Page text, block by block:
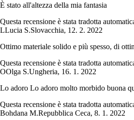
È stato all'altezza della mia fantasia
Questa recensione è stata tradotta
LLucia S.Slovacchia, 12. 2. 2022
Ottimo materiale solido e più spesso, di
Questa recensione è stata tradotta
OOlga S.Ungheria, 16. 1. 2022
Lo adoro Lo adoro molto morbido buona
Questa recensione è stata tradotta
Bohdana M.Repubblica Ceca, 8. 1. 2022